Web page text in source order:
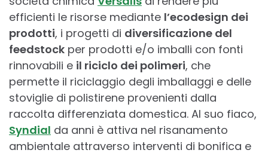
efficienti le risorse mediante l’ecodesign dei
prodotti, i progetti di diversificazione del
feedstock per prodotti e/o imballi con fonti
rinnovabili e il riciclo dei polimeri, che
permette il riciclaggio degli imballaggi e delle
stoviglie di polistirene provenienti dalla
raccolta differenziata domestica. Al suo fiaco,
Syndial da anni è attiva nel risanamento
ambientale attraverso interventi di bonifica e